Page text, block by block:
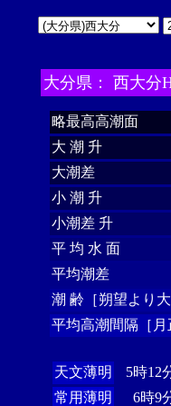
大分県： 西大分
略最高高潮面
大 潮 升
大潮差
小 潮 升
小潮差 升
平 均 水 面
平均潮差
潮 齢［朔望より大
平均高潮間隔［月
天文薄明
5時12
常用薄明
6時9